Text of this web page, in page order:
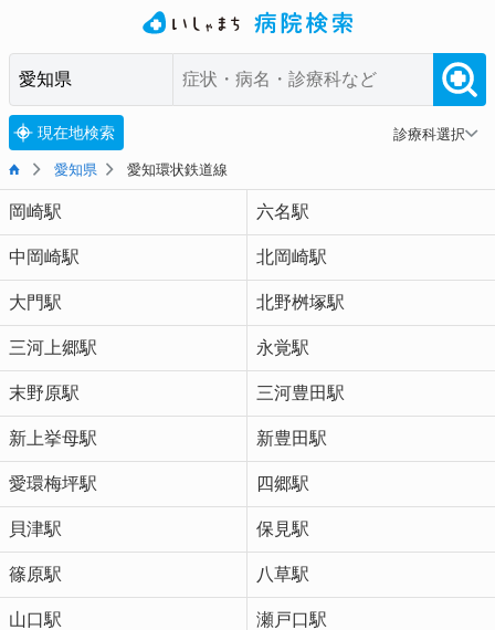
現在地検索 診療科選択
愛知県 愛知環状鉄道線
岡崎駅 六名駅
中岡崎駅 北岡崎駅
大門駅 北野桝塚駅
三河上郷駅 永覚駅
末野原駅 三河豊田駅
新上挙母駅 新豊田駅
愛環梅坪駅 四郷駅
貝津駅 保見駅
篠原駅 八草駅
山口駅 瀬戸口駅